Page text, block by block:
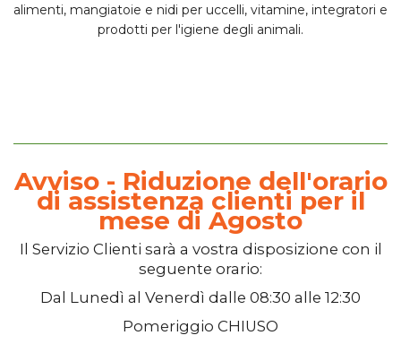
alimenti, mangiatoie e nidi per uccelli, vitamine, integratori e
prodotti per l'igiene degli animali.
Avviso - Riduzione dell'orario
di assistenza clienti per il
mese di Agosto
Il Servizio Clienti sarà a vostra disposizione con il
seguente orario:
Dal Lunedì al Venerdì dalle 08:30 alle 12:30
Pomeriggio CHIUSO